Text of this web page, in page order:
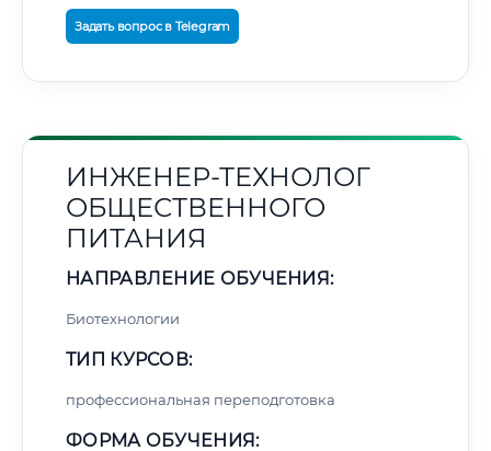
Задать вопрос в Telegram
ИНЖЕНЕР-ТЕХНОЛОГ
ОБЩЕСТВЕННОГО
ПИТАНИЯ
НАПРАВЛЕНИЕ ОБУЧЕНИЯ:
Биотехнологии
ТИП КУРСОВ:
профессиональная переподготовка
ФОРМА ОБУЧЕНИЯ: